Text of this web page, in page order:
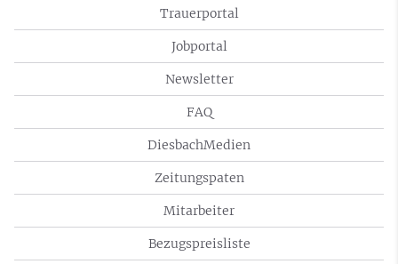
Trauerportal
Jobportal
Newsletter
FAQ
DiesbachMedien
Zeitungspaten
Mitarbeiter
Bezugspreisliste